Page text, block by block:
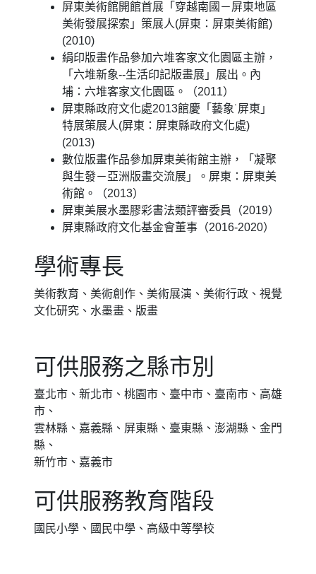
屏東美術館開館首展「穿越南國－屏東地區
美術發展探索」策展人(屏東：屏東美術館)
(2010)
絹印版畫作品參加六堆客家文化園區主辦，
「六堆新象--生活印記版畫展」展出。內
埔：六堆客家文化園區。（2011）
屏東縣政府文化處2013館慶「藝象˙屏東」
特展策展人(屏東：屏東縣政府文化處)
(2013)
數位版畫作品參加屏東美術館主辦，「凝聚
與生發－亞洲版畫交流展」。屏東：屏東美
術館。（2013）
屏東美展水墨膠彩書法類評審委員（2019）
屏東縣政府文化基金會董事（2016-2020）
學術專長
美術教育、美術創作、美術展演、美術行政、視覺
文化研究、水墨畫、版畫
可供服務之縣市別
臺北市、新北市、桃園市、臺中市、臺南市、高雄
市、
雲林縣、嘉義縣、屏東縣、臺東縣、澎湖縣、金門
縣、
新竹市、嘉義市
可供服務教育階段
國民小學、國民中學、高級中等學校